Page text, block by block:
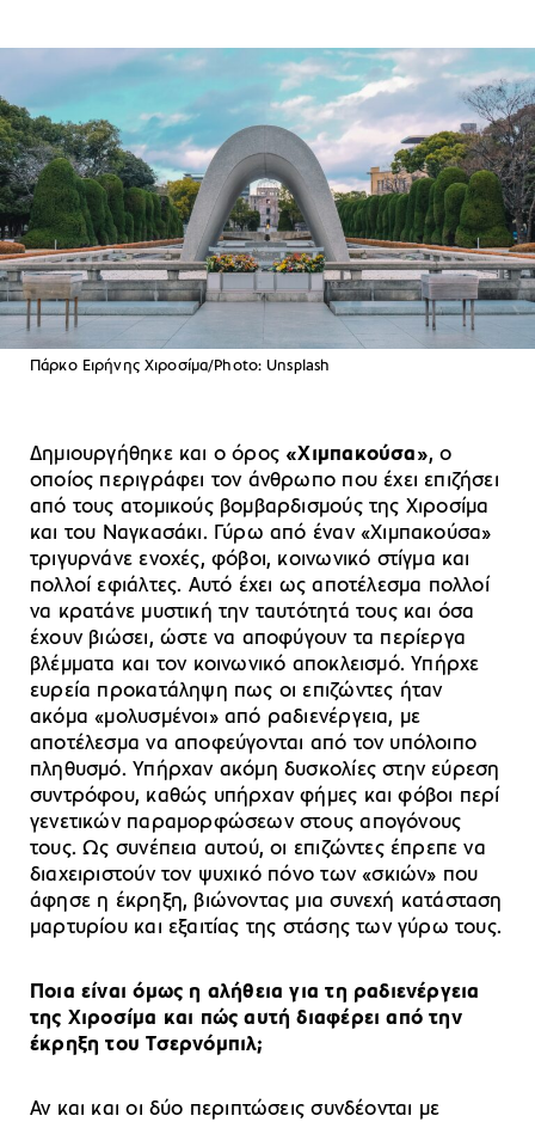
Πάρκο Ειρήνης Χιροσίμα/Photo: Unsplash
Δημιουργήθηκε και ο όρος «Χιμπακούσα», ο
οποίος περιγράφει τον άνθρωπο που έχει επιζήσει
από τους ατομικούς βομβαρδισμούς της Χιροσίμα
και του Ναγκασάκι. Γύρω από έναν «Χιμπακούσα»
τριγυρνάνε ενοχές, φόβοι, κοινωνικό στίγμα και
πολλοί εφιάλτες. Αυτό έχει ως αποτέλεσμα πολλοί
να κρατάνε μυστική την ταυτότητά τους και όσα
έχουν βιώσει, ώστε να αποφύγουν τα περίεργα
βλέμματα και τον κοινωνικό αποκλεισμό. Υπήρχε
ευρεία προκατάληψη πως οι επιζώντες ήταν
ακόμα «μολυσμένοι» από ραδιενέργεια, με
αποτέλεσμα να αποφεύγονται από τον υπόλοιπο
πληθυσμό. Υπήρχαν ακόμη δυσκολίες στην εύρεση
συντρόφου, καθώς υπήρχαν φήμες και φόβοι περί
γενετικών παραμορφώσεων στους απογόνους
τους. Ως συνέπεια αυτού, οι επιζώντες έπρεπε να
διαχειριστούν τον ψυχικό πόνο των «σκιών» που
άφησε η έκρηξη, βιώνοντας μια συνεχή κατάσταση
μαρτυρίου και εξαιτίας της στάσης των γύρω τους.
Ποια είναι όμως η αλήθεια για τη ραδιενέργεια
της Χιροσίμα και πώς αυτή διαφέρει από την
έκρηξη του Τσερνόμπιλ;
Αν και και οι δύο περιπτώσεις συνδέονται με